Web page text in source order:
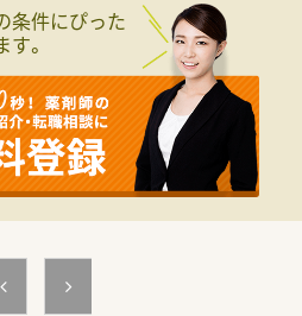
営をしており、ブランクのある方・子
勤務の相談が出来る薬局です。まずは
宮城県に本社がある企業のグループ会
間もなく開局した薬局さんで、開局から
り向き合う姿勢を大切に運営しておら
ります。
条件にぴった
。